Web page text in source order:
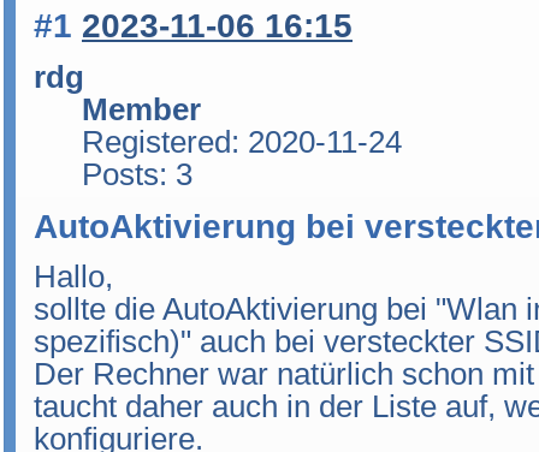
#1 2023-11-06 16:15
rdg
Member
Registered: 2020-11-24
Posts: 3
AutoAktivierung bei
Hallo,
sollte die AutoAktivierung bei "Wlan
spezifisch)" auch bei versteckter
Der Rechner war natürlich schon
taucht daher auch in der Liste auf,
konfiguriere.